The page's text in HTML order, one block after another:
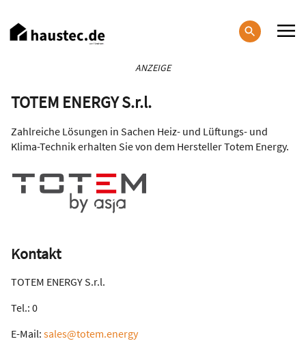
zum
Inhalt
ANZEIGE
TOTEM ENERGY S.r.l.
Zahlreiche Lösungen in Sachen Heiz- und Lüftungs- und
Klima-Technik erhalten Sie von dem Hersteller Totem Energy.
Kontakt
TOTEM ENERGY S.r.l.
Tel.: 0
E-Mail: sales@totem.energy